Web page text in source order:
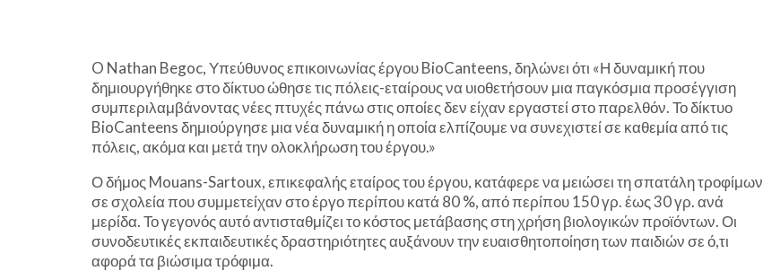
O Nathan Begoc, Υπεύθυνος επικοινωνίας έργου BioCanteens, δηλώνει ότι «Η δυναμική που
δημιουργήθηκε στο δίκτυο ώθησε τις πόλεις-εταίρους να υιοθετήσουν μια παγκόσμια προσέγγιση
συμπεριλαμβάνοντας νέες πτυχές πάνω στις οποίες δεν είχαν εργαστεί στο παρελθόν. Το δίκτυο
BioCanteens δημιούργησε μια νέα δυναμική η οποία ελπίζουμε να συνεχιστεί σε καθεμία από τις
πόλεις, ακόμα και μετά την ολοκλήρωση του έργου.»
Ο δήμος Mouans-Sartoux, επικεφαλής εταίρος του έργου, κατάφερε να μειώσει τη σπατάλη τροφίμων
σε σχολεία που συμμετείχαν στο έργο περίπου κατά 80 %, από περίπου 150 γρ. έως 30 γρ. ανά
μερίδα. Το γεγονός αυτό αντισταθμίζει το κόστος μετάβασης στη χρήση βιολογικών προϊόντων. Οι
συνοδευτικές εκπαιδευτικές δραστηριότητες αυξάνουν την ευαισθητοποίηση των παιδιών σε ό,τι
αφορά τα βιώσιμα τρόφιμα.